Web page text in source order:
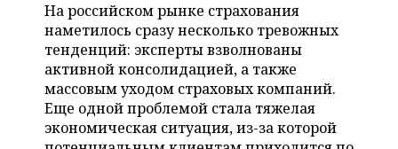
КИБЕРСПОРТ
ФИГУРНОЕ КАТАНИЕ
ВОДНЫЕ ВИДЫ СПОРТА
КУЛЬТУРА
МЕДИЦИНА
ОБРАЗОВАНИЕ
СПИСОК КОМПАНИЙ
На российском рынке страхования
наметилось сразу несколько тревожных
тенденций: эксперты взволнованы
активной консолидацией, а также
массовым уходом страховых компаний.
Еще одной проблемой стала тяжелая
экономическая ситуация, из-за которой